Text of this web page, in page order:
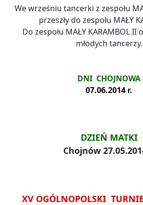
We wrześniu tancerki z zespołu
przeszły do zespołu MAŁY
Do zespołu MAŁY KARAMBOL II
młodych tancerzy.
DNI CHOJNOWA
07.06.2014 r.
DZIEŃ MATKI
Chojnów
XV OGÓLNOPOLSKI